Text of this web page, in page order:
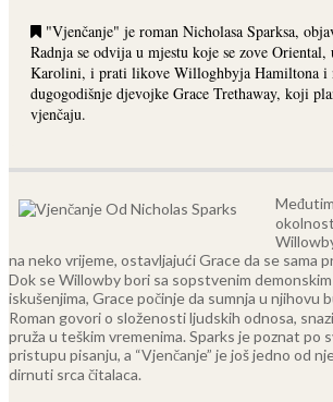
"Vjenčanje" je roman Nicholasa Sparksa,
Radnja se odvija u mjestu koje se zove Oriental,
Karolini, i prati likove Willoghbyja Hamiltona i
dugogodišnje djevojke Grace Trethaway, koji
vjenčaju.
na neko vrijeme, ostavljajući Grace da se sama
Dok se Willowby bori sa sopstvenim
iskušenjima, Grace počinje da sumnja u njihovu
Roman govori o složenosti ljudskih odnosa,
pruža u teškim vremenima. Sparks je poznat po
pristupu pisanju, a “Vjenčanje” je još jedno od
dirnuti srca čitalaca.